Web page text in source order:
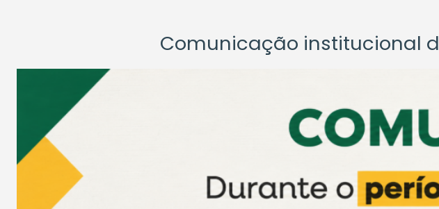
Comunicação institucional